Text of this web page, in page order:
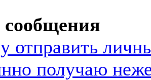
отправить
получаю